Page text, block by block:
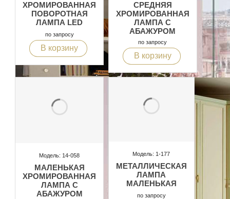
ХРОМИРОВАННАЯ
ПОВОРОТНАЯ
ЛАМПА LED
по запросу
В корзину
СРЕДНЯЯ
ХРОМИРОВАННАЯ
ЛАМПА С
АБАЖУРОМ
по запросу
В корзину
Модель: 14-058
МАЛЕНЬКАЯ
ХРОМИРОВАННАЯ
ЛАМПА С
АБАЖУРОМ
Модель: 1-177
МЕТАЛЛИЧЕСКАЯ
ЛАМПА
МАЛЕНЬКАЯ
по запросу